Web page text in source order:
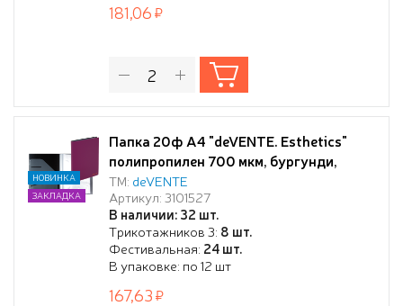
181,06
Папка 20ф А4 "deVENTE. Esthetics"
полипропилен 700 мкм, бургунди,
фактура "soft-touch" вкладыши 30
мкм, внутренний карман 160 мкм,
индивидуальная упаковка, A4
(235x310x15 мм)
ТМ: deVENTE
Артикул: 3101527
В наличии: 32 шт.
Трикотажников 3: 8 шт.
Фестивальная: 24 шт.
В упаковке: по 12 шт
НОВИНКА
ЗАКЛАДКА
167,63